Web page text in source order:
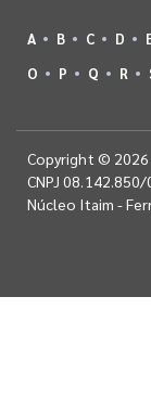
A B C D
O
P Q R
Copyright © 2026
CNPJ
Núcleo Itaim -